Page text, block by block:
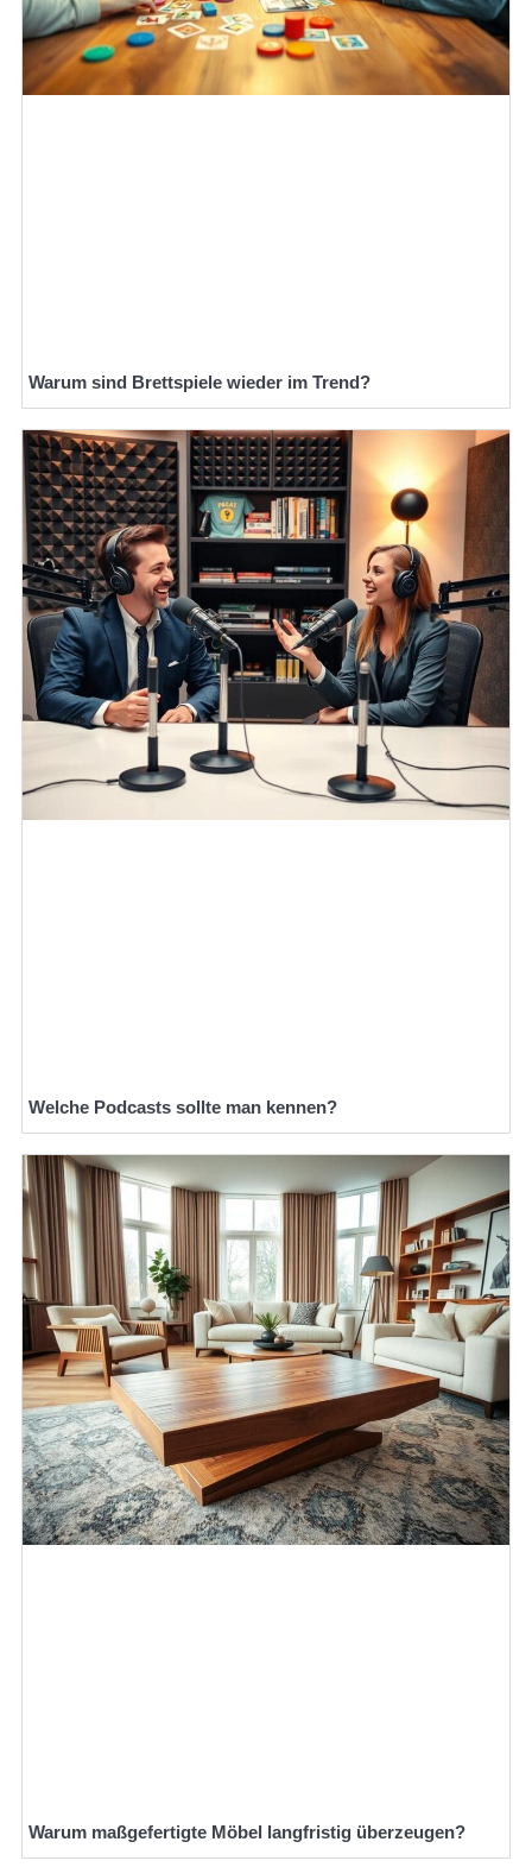
Warum sind Brettspiele wieder im Trend?
Welche Podcasts sollte man kennen?
Warum maßgefertigte Möbel langfristig überzeugen?